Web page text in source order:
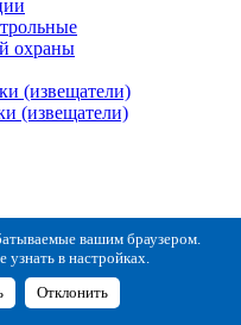
охраны
(извещатели)
(извещатели)
материалы
вашим браузером.
в настройках.
Отклонить